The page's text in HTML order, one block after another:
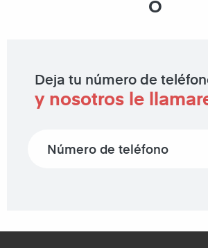
O
Deja tu número de
y nosotros le